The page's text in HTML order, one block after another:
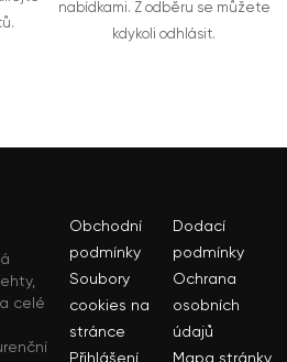
nabídkami. Z odběru se můžete
kdykoli odhlásit.
celé
Obchodní
podmínky
Dodací
podmínky
Soubory
cookies na
stránce
Ochrana
osobních
údajů
Přihlášení
Mapa stránky